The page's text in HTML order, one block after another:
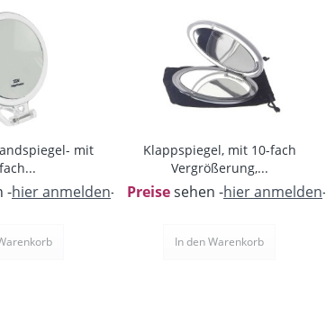
mit
-hier anmelden-
Klappspiegel, mit 10-fach
Vergrößerung,...
Preisesehen -hier anmelden-
In denWarenkorb